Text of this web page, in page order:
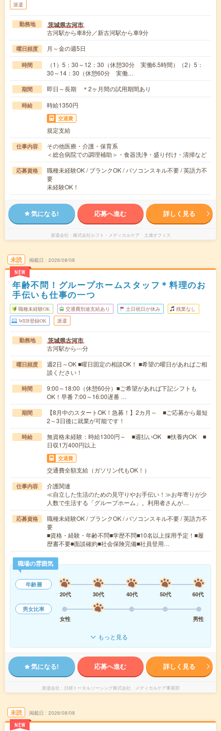
派遣
勤務地 茨城県古河市
古河駅から車8分／新古河駅から車9分
曜日頻度 月～金の週5日
時間
（1）5：30～12：30（休憩30分 実働6.5時間）（2）5：
30～14：30（休憩60分 実働…
期間 即日～長期 ＊2ヶ月間の試用期間あり
時給 時給1350円
交通費
規定支給
仕事内容
その他医療・介護・保育系
＜総合病院での調理補助＞・食器洗浄・盛り付け・清掃など
応募資格
職種未経験OK / ブランクOK / パソコンスキル不要 / 英語力不
要
未経験OK！
気になる! 応募へ進む 詳しく見る
派遣会社 株式会社ルフト・メディカルケア 土浦オフィス
未読
NEW
掲載日 2026/08/08
年齢不問！グループホームスタッフ＊料理のお
手伝いも仕事の一つ
職種未経験OK 交通費別途支給あり 土日祝日が休み 残業なし
WEB登録OK 派遣
勤務地 茨城県古河市
古河駅から---分
曜日頻度
週2日～OK ■曜日固定の相談OK！ ■希望の曜日があればご相
談ください！
時間
9:00～18:00（休憩60分）■ご希望があれば下記シフトも
OK！早番 7:00～16:00遅番 …
期間
【8月中のスタートOK！急募！】2カ月～ ■ご応募から最短
2～3日後に就業が可能です！
時給
無資格未経験：時給1300円～ ■週払いOK ■扶養内OK ■
日収1万400円以上
交通費
交通費全額支給（ガソリン代もOK！）
仕事内容
介護関連
≪自立した生活のための見守りやお手伝い！≫お年寄りが少
人数で生活する「グループホーム」。利用者さんが…
応募資格
職種未経験OK / ブランクOK / パソコンスキル不要 / 英語力不
要
■資格・経験・年齢不問■学歴不問■10名以上採用予定！■履
歴書不要■面談確約■社会保険完備■社員登用…
職場の雰囲気
年齢層
20代
30代 40代 50代
60代
男女比率
女性
男性
もっと見る
気になる! 応募へ進む 詳しく見る
派遣会社 日研トータルソーシング株式会社 メディカルケア事業部
未読
NEW
掲載日 2026/08/08